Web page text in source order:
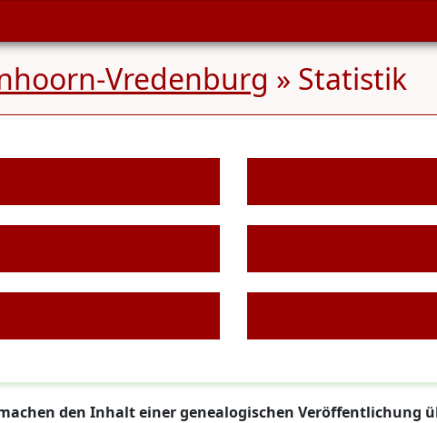
Vredenburg » Statistik
den Inhalt einer genealogischen Veröffentlichung